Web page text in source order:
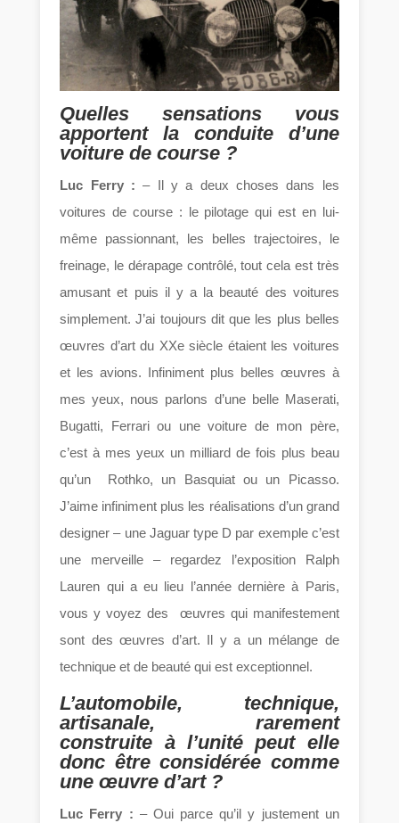
Quelles sensations vous
apportent la conduite d’une
voiture de course ?
Luc Ferry : – Il y a deux choses dans les
voitures de course : le pilotage qui est en lui-
même passionnant, les belles trajectoires, le
freinage, le dérapage contrôlé, tout cela est très
amusant et puis il y a la beauté des voitures
simplement. J’ai toujours dit que les plus belles
œuvres d’art du XXe siècle étaient les voitures
et les avions. Infiniment plus belles œuvres à
mes yeux, nous parlons d’une belle Maserati,
Bugatti, Ferrari ou une voiture de mon père,
c’est à mes yeux un milliard de fois plus beau
qu’un Rothko, un Basquiat ou un Picasso.
J’aime infiniment plus les réalisations d’un grand
designer – une Jaguar type D par exemple c’est
une merveille – regardez l’exposition Ralph
Lauren qui a eu lieu l’année dernière à Paris,
vous y voyez des œuvres qui manifestement
sont des œuvres d’art. Il y a un mélange de
technique et de beauté qui est exceptionnel.
L’automobile, technique,
artisanale, rarement
construite à l’unité peut elle
donc être considérée comme
une œuvre d’art ?
Luc Ferry : – Oui parce qu’il y justement un